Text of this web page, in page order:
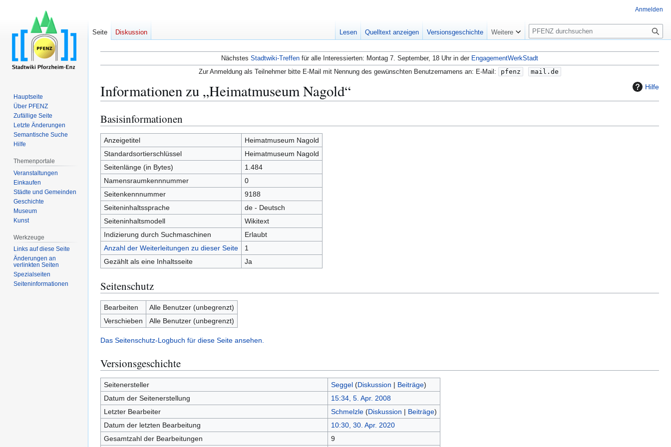
Nächstes Stadtwiki-Treffen für alle Interessierten: Montag 7. September, 18 Uhr in der EngagementWerkStadt
Zur Anmeldung als Teilnehmer bitte E-Mail mit Nennung des gewünschten Benutzernamens an: E-Mail:
pfenz mail.de
Hilfe
Informationen zu „Heimatmuseum Nagold“
Zur
Navigation
springen
Zur
Suche
springen
Basisinformationen
Anzeigetitel
Heimatmuseum Nagold
Standardsortierschlüssel
Heimatmuseum Nagold
Seitenlänge (in Bytes)
1.484
Namensraumkennnummer
0
Seitenkennnummer
9188
Seiteninhaltssprache
de - Deutsch
Seiteninhaltsmodell
Wikitext
Indizierung durch Suchmaschinen
Erlaubt
Anzahl der Weiterleitungen zu dieser Seite
1
Gezählt als eine Inhaltsseite
Ja
Seitenschutz
Bearbeiten
Alle Benutzer (unbegrenzt)
Verschieben
Alle Benutzer (unbegrenzt)
Das Seitenschutz-Logbuch für diese Seite ansehen.
Versionsgeschichte
Seitenersteller Seggel (Diskussion | Beiträge)
Datum der Seitenerstellung
15:34, 5. Apr. 2008
Letzter Bearbeiter
Schmelzle (Diskussion | Beiträge)
Datum der letzten Bearbeitung
10:30, 30. Apr. 2020
Gesamtzahl der Bearbeitungen
9
Anmelden
Seite Diskussion Lesen Quelltext anzeigen Versionsgeschichte Weitere
S
u
c
h
e
Hauptseite
Über PFENZ
Zufällige Seite
Letzte Änderungen
Semantische Suche
Hilfe
Themenportale
Veranstaltungen
Einkaufen
Städte und Gemeinden
Geschichte
Museum
Kunst
Werkzeuge
Links auf diese Seite
Änderungen an
verlinkten Seiten
Spezialseiten
Seiten­­informationen